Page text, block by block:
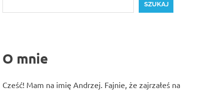
SZUKAJ
O mnie
Cześć! Mam na imię Andrzej. Fajnie, że zajrzałeś na